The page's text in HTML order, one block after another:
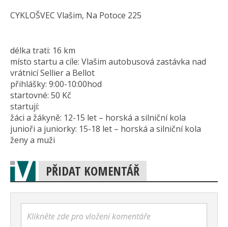
CYKLOŠVEC Vlašim, Na Potoce 225
délka trati: 16 km
místo startu a cíle: Vlašim autobusová zastávka nad
vrátnicí Sellier a Bellot
přihlášky: 9:00-10:00hod
startovné: 50 Kč
startují:
žáci a žákyně: 12-15 let – horská a silniční kola
junioři a juniorky: 15-18 let – horská a silniční kola
ženy a muži
PŘIDAT KOMENTÁŘ
Klikněte zde pro vložení komentáře